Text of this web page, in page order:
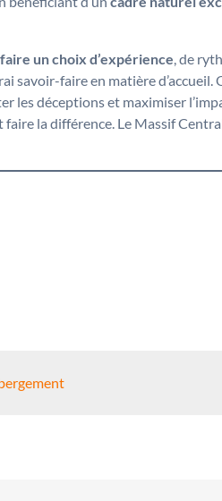
faire un choix d’expérience, de
savoir-faire en matière d’accueil.
les déceptions et maximiser
la différence. Le Massif